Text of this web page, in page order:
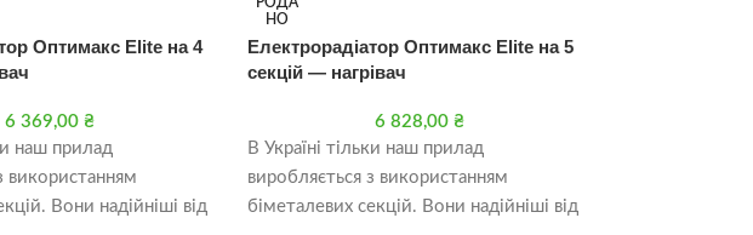
Оптимакс Elite на 4
6 369,00 ₴
наш прилад
використанням
Вони надійніші від
НО
Електрорадіатор Оптимакс Elite на 5
секцій — нагрівач
6 828,00₴
В Україні тільки наш прилад
виробляється з використанням
біметалевих секцій. Вони надійніші від